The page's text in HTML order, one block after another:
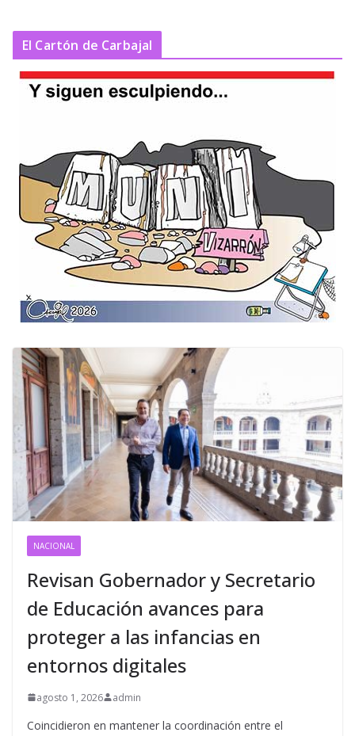
El Cartón de Carbajal
NACIONAL
Revisan Gobernador y Secretario
de Educación avances para
proteger a las infancias en
entornos digitales
agosto 1, 2026 admin
Coincidieron en mantener la coordinación entre el